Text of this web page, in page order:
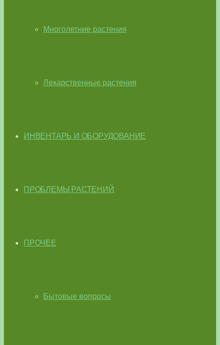
Многолетние растения
Лекарственные растения
ИНВЕНТАРЬ И ОБОРУДОВАНИЕ
ПРОБЛЕМЫ РАСТЕНИЙ
ПРОЧЕЕ
Бытовые вопросы